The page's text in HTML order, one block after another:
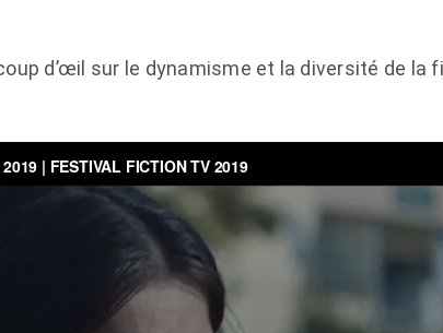
d’œil sur le dynamisme et la diversité de